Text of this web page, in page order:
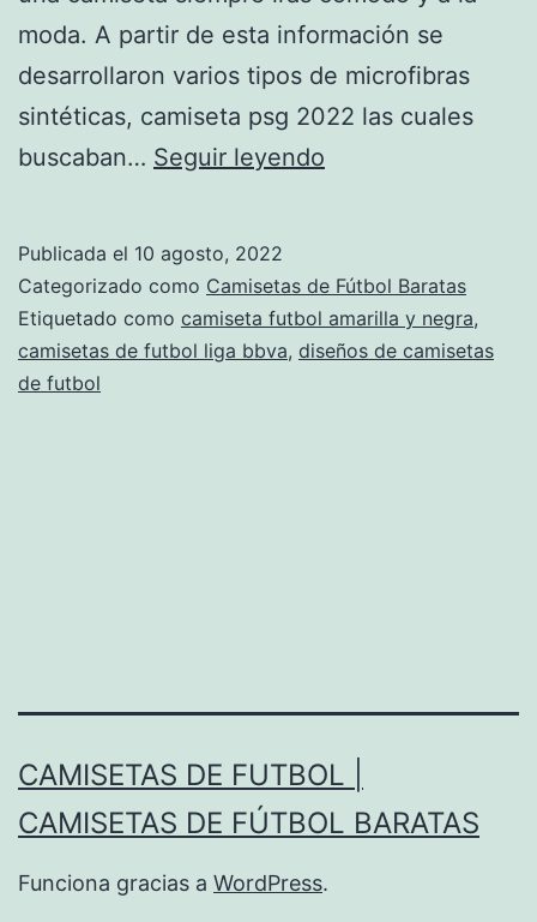
moda. A partir de esta información se
desarrollaron varios tipos de microfibras
sintéticas, camiseta psg 2022 las cuales
buscaban… Seguir leyendo
de
equipos
de
Publicada el 10 agosto, 2022
Categorizado como Camisetas de Fútbol Baratas
Etiquetado como camiseta futbol amarilla y negra,
camisetas de futbol liga bbva, diseños de camisetas
de futbol
CAMISETAS DE FUTBOL |
CAMISETAS DE FÚTBOL BARATAS
Funciona gracias a WordPress.